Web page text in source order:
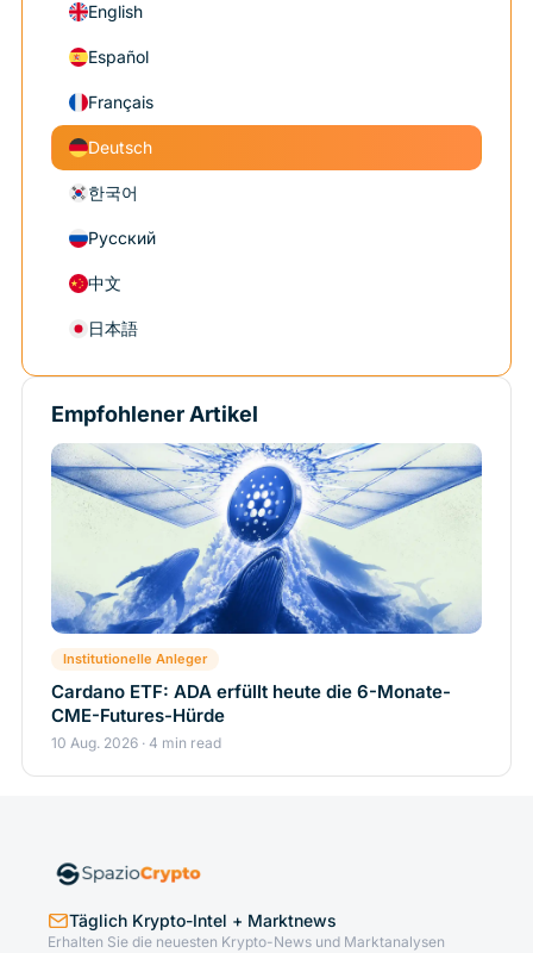
English
Español
Français
Deutsch
한국어
Русский
中文
日本語
Empfohlener Artikel
Institutionelle Anleger
Cardano ETF: ADA erfüllt heute die 6-Monate-
CME-Futures-Hürde
10 Aug. 2026 · 4 min read
Täglich Krypto-Intel + Marktnews
Erhalten Sie die neuesten Krypto-News und Marktanalysen